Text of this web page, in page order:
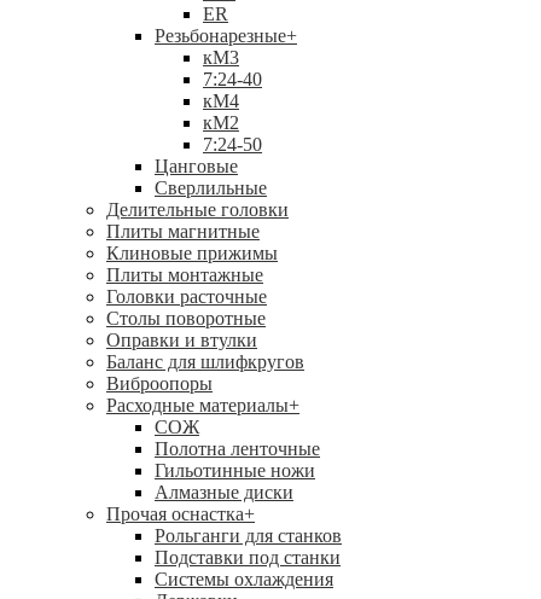
ER
Резьбонарезные+
кМ3
7:24-40
кМ4
кМ2
7:24-50
Цанговые
Сверлильные
Делительные головки
Плиты магнитные
Клиновые прижимы
Плиты монтажные
Головки расточные
Столы поворотные
Оправки и втулки
Баланс для шлифкругов
Виброопоры
Расходные материалы+
СОЖ
Полотна ленточные
Гильотинные ножи
Алмазные диски
Прочая оснастка+
Рольганги для станков
Подставки под станки
Системы охлаждения